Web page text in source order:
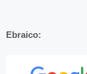
Ebraico: